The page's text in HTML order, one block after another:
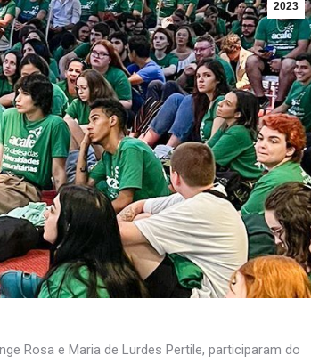
2023
Rosa e Maria de Lurdes Pertile, participaram do